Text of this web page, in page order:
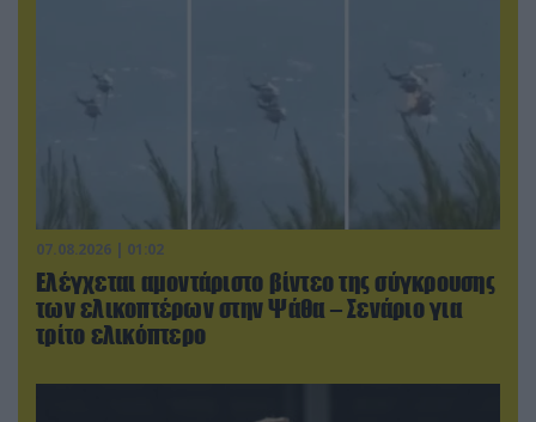
07.08.2026 | 01:02
Ελέγχεται αμοντάριστο βίντεο της σύγκρουσης
των ελικοπτέρων στην Ψάθα – Σενάριο για
τρίτο ελικόπτερο